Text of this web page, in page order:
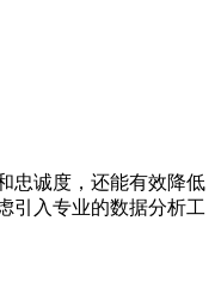
忠诚度，还能有效降低
引入专业的数据分析工